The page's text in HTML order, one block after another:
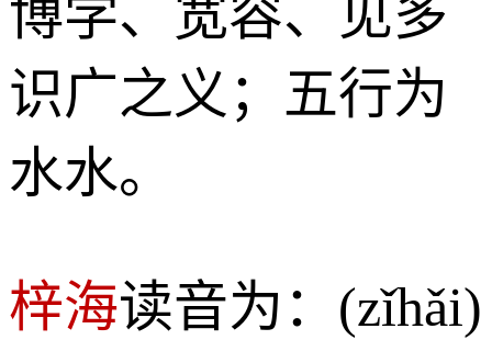
博学、宽容、见多
识广之义；五行为
水水。
梓海读音为：(zǐhǎi)